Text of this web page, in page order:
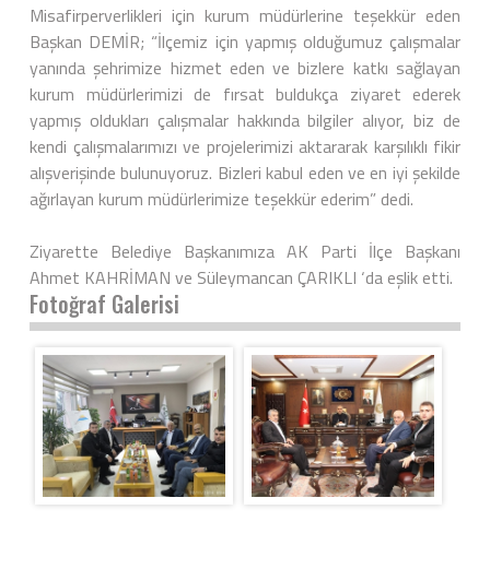
Misafirperverlikleri için kurum müdürlerine teşekkür eden
Başkan DEMİR; “İlçemiz için yapmış olduğumuz çalışmalar
yanında şehrimize hizmet eden ve bizlere katkı sağlayan
kurum müdürlerimizi de fırsat buldukça ziyaret ederek
yapmış oldukları çalışmalar hakkında bilgiler alıyor, biz de
kendi çalışmalarımızı ve projelerimizi aktararak karşılıklı fikir
alışverişinde bulunuyoruz. Bizleri kabul eden ve en iyi şekilde
ağırlayan kurum müdürlerimize teşekkür ederim” dedi.
Ziyarette Belediye Başkanımıza AK Parti İlçe Başkanı
Ahmet KAHRİMAN ve Süleymancan ÇARIKLI ‘da eşlik etti.
Fotoğraf Galerisi